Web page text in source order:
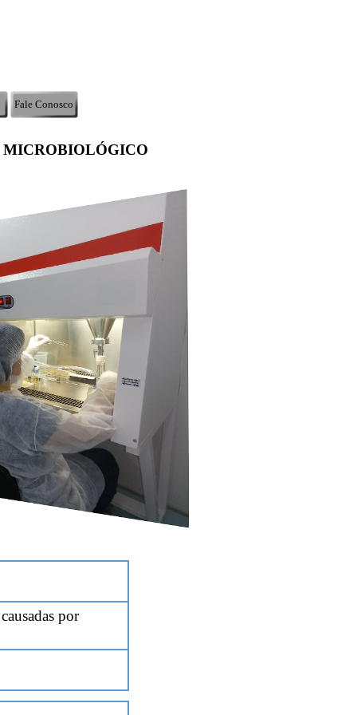
Fale Conosco
por